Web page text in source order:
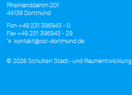
Rheinlanddamm 201
44139 Dortmund
Fon +49 231 396943 - 0
Fax +49 231 396943 - 29
kontakt@ssr-dortmund.de
© 2026 Schulten Stadt- und Raumentwicklung